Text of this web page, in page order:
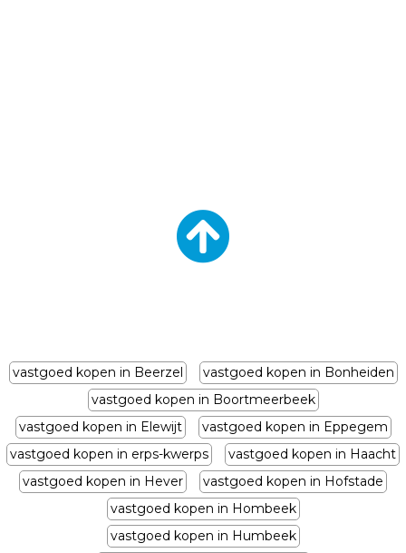
vastgoed kopen in Beerzel
vastgoed kopen in Bonheiden
vastgoed kopen in Boortmeerbeek
vastgoed kopen in Elewijt
vastgoed kopen in Eppegem
vastgoed kopen in erps-kwerps
vastgoed kopen in Haacht
vastgoed kopen in Hever
vastgoed kopen in Hofstade
vastgoed kopen in Hombeek
vastgoed kopen in Humbeek